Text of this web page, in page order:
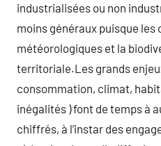
industrialisées ou non
moins généraux puisque les
météorologiques et la
territoriale.Les grands
consommation, climat,
inégalités ) font de temps à
chiffrés, à l’instar des